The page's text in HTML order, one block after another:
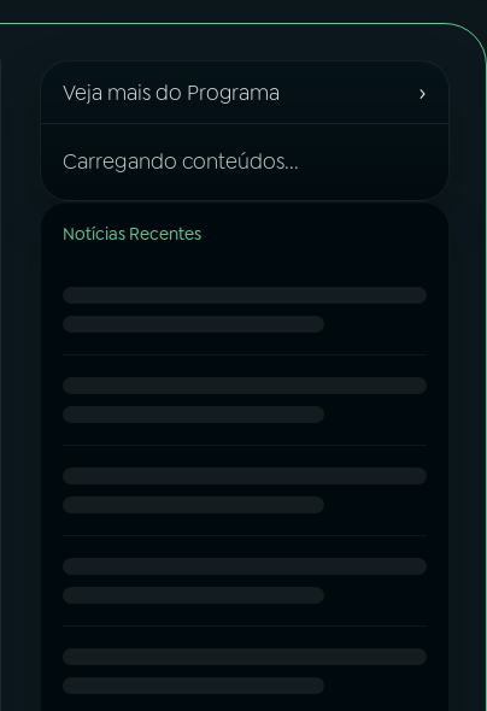
Veja mais do Programa ›
Carregando conteúdos...
Notícias Recentes